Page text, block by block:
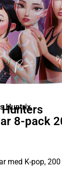
Huntrix
8-pack
med K-pop,